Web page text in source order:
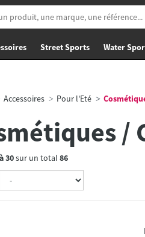
Street Sports Water
Accessoires Pour l'Eté
/
30sur un total 86